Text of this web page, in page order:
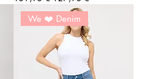
We ❤️ Denim